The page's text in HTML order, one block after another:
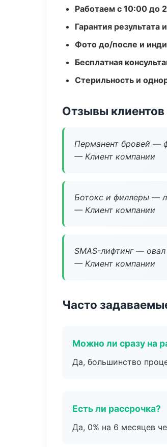
Работаем с 10:00 до
Гарантия
Фото до/после и
Бесплатная
Стерильность и
Отзывы клиентов
Перманент бровей —
— Клиент компании
Ботокс и филлеры —
— Клиент компании
SMAS-лифтинг —
— Клиент компании
Часто
Можно ли сразу на
Да, большинство
Есть ли рассрочка?
Да, 0% на 6 месяцев